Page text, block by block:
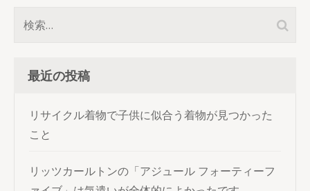
ー
シ
ン
検
最近の投稿
リサイクル着物で子供に似合う着物が見つかった
こと
リッツカールトンの「アジュール フォーティーフ